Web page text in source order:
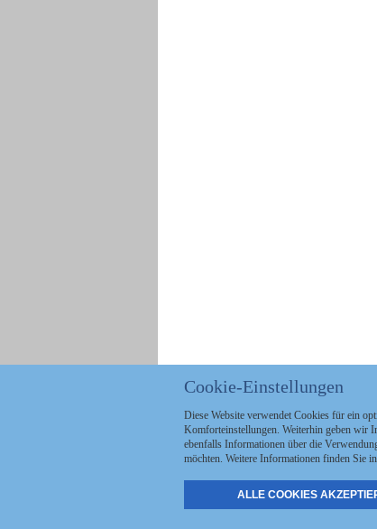
Politik
Stellenmarkt
Cookie-Einstellungen
Diese Website verwendet Cookies für ein
Komforteinstellungen. Weiterhin geben wir
ebenfalls Informationen über die
möchten. Weitere Informationen finden Sie in
ALLE COOKIES